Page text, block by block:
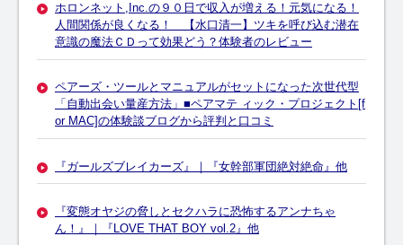
ホロンネット,Inc.の９０日で収入が増える！元気になる！
人間関係が良くなる！ 【水口清一】ツキを呼び込む潜在
意識の魔法ＣＤって効果どう？体験者のレビュー
ペアーズ・ツールとマニュアルがセットになった次世代型
「自動出会い量産方法」■ペアマテ ィック・プロジェクト[f
or MAC]の体験談ブログから評判と口コミ
『ガールズブレイカーズ』｜『女幹部軍団絶対絶命』他
『変態オヤジの脅しとセクハラに恐怖するアンナちゃ
ん！』｜『LOVE THAT BOY vol.2』他